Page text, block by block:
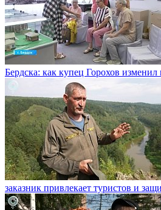
Бердска: как купец Горохов изменил
заказник привлекает туристов и